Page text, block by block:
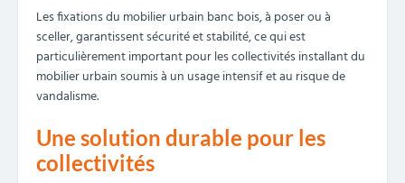
Les fixations du mobilier urbain banc bois, à poser ou à
sceller, garantissent sécurité et stabilité, ce qui est
particulièrement important pour les collectivités installant du
mobilier urbain soumis à un usage intensif et au risque de
vandalisme.
Une solution durable pour les
collectivités